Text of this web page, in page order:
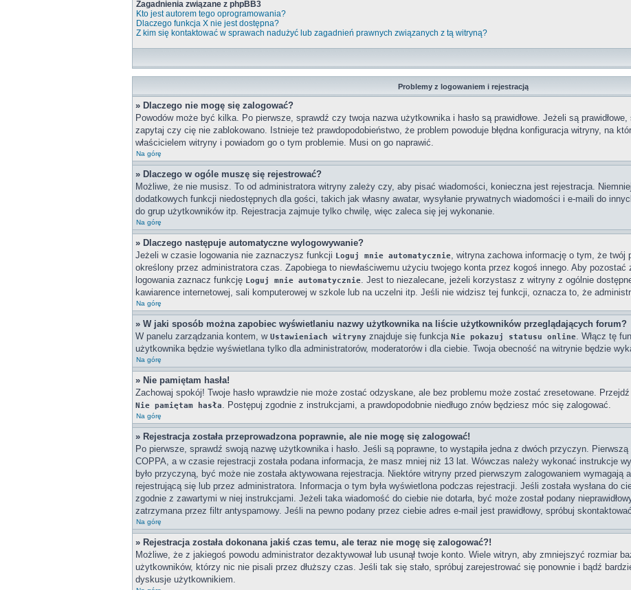
Zagadnienia związane z phpBB3
Kto jest autorem tego oprogramowania?
Dlaczego funkcja X nie jest dostępna?
Z kim się kontaktować w sprawach nadużyć lub zagadnień prawnych związanych z tą witryną?
Problemy z logowaniem i rejestracją
» Dlaczego nie mogę się zalogować?
Powodów może być kilka. Po pierwsze, sprawdź czy twoja nazwa użytkownika i hasło są prawidłowe. Jeżeli są
zapytaj czy cię nie zablokowano. Istnieje też prawdopodobieństwo, że problem powoduje błędna konfiguracja witryny, na
właścicielem witryny i powiadom go o tym problemie. Musi on go naprawić.
Na górę
» Dlaczego w ogóle muszę się rejestrować?
Możliwe, że nie musisz. To od administratora witryny zależy czy, aby pisać wiadomości, konieczna jest rejestracja.
dodatkowych funkcji niedostępnych dla gości, takich jak własny awatar, wysyłanie prywatnych wiadomości i e-maili do
do grup użytkowników itp. Rejestracja zajmuje tylko chwilę, więc zaleca się jej wykonanie.
Na górę
» Dlaczego następuje automatyczne wylogowywanie?
Jeżeli w czasie logowania nie zaznaczysz funkcji Loguj mnie automatycznie, witryna zachowa informację o tym, że twój
określony przez administratora czas. Zapobiega to niewłaściwemu użyciu twojego konta przez kogoś innego. Aby pozostać
logowania zaznacz funkcję Loguj mnie automatycznie. Jest to niezalecane, jeżeli korzystasz z witryny z ogólnie
kawiarence internetowej, sali komputerowej w szkole lub na uczelni itp. Jeśli nie widzisz tej funkcji, oznacza to, że
Na górę
» W jaki sposób można zapobiec wyświetlaniu nazwy użytkownika na liście użytkowników przeglądających forum?
W panelu zarządzania kontem, w Ustawieniach witryny znajduje się funkcja Nie pokazuj statusu online. Włącz tę
użytkownika będzie wyświetlana tylko dla administratorów, moderatorów i dla ciebie. Twoja obecność na witrynie będzie
Na górę
» Nie pamiętam hasła!
Zachowaj spokój! Twoje hasło wprawdzie nie może zostać odzyskane, ale bez problemu może zostać zresetowane.
Nie pamiętam hasła. Postępuj zgodnie z instrukcjami, a prawdopodobnie niedługo znów będziesz móc się zalogować.
Na górę
» Rejestracja została przeprowadzona poprawnie, ale nie mogę się zalogować!
Po pierwsze, sprawdź swoją nazwę użytkownika i hasło. Jeśli są poprawne, to wystąpiła jedna z dwóch przyczyn.
COPPA, a w czasie rejestracji została podana informacja, że masz mniej niż 13 lat. Wówczas należy wykonać instrukcje
było przyczyną, być może nie została aktywowana rejestracja. Niektóre witryny przed pierwszym zalogowaniem wymagają
rejestrującą się lub przez administratora. Informacja o tym była wyświetlona podczas rejestracji. Jeśli została wysłana do
zgodnie z zawartymi w niej instrukcjami. Jeżeli taka wiadomość do ciebie nie dotarła, być może został podany
zatrzymana przez filtr antyspamowy. Jeśli na pewno podany przez ciebie adres e-mail jest prawidłowy, spróbuj
Na górę
» Rejestracja została dokonana jakiś czas temu, ale teraz nie mogę się zalogować?!
Możliwe, że z jakiegoś powodu administrator dezaktywował lub usunął twoje konto. Wiele witryn, aby zmniejszyć rozmiar
użytkowników, którzy nic nie pisali przez dłuższy czas. Jeśli tak się stało, spróbuj zarejestrować się ponownie i bądź
dyskusje użytkownikiem.